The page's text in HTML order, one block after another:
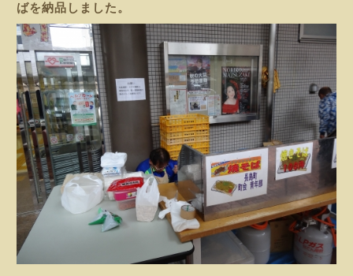
ばを納品しました。